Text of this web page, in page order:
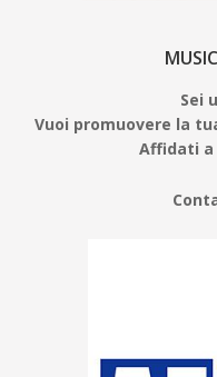
Sei
Vuoi promuovere la
Affidati